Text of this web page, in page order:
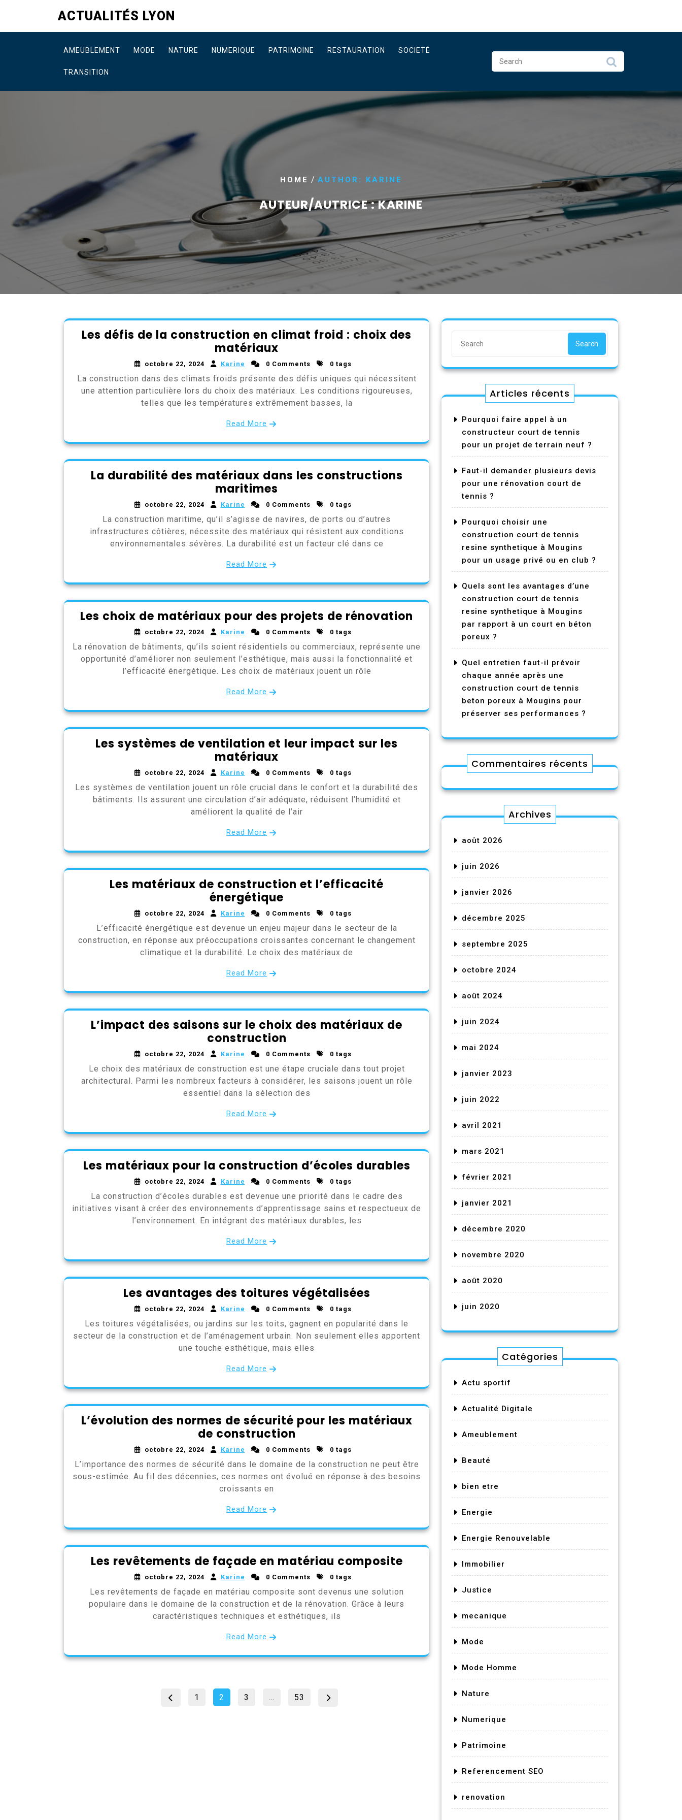
content
ACTUALITÉS LYON
AMEUBLEMENT MODE NATURE NUMERIQUE PATRIMOINE RESTAURATION SOCIETÉ
TRANSITION
HOME / AUTHOR: KARINE
AUTEUR/AUTRICE :KARINE
Les défis de la construction en climat froid : choix des
matériaux
octobre 22, 2024 Karine 0 Comments 0 tags
La construction dans des climats froids présente des défis uniques qui nécessitent
une attention particulière lors du choix des matériaux. Les conditions rigoureuses,
telles que les températures extrêmement basses, la
Read More
La durabilité des matériaux dans les constructions
maritimes
octobre 22, 2024 Karine 0 Comments 0 tags
La construction maritime, qu’il s’agisse de navires, de ports ou d’autres
infrastructures côtières, nécessite des matériaux qui résistent aux conditions
environnementales sévères. La durabilité est un facteur clé dans ce
Read More
Les choix de matériaux pour des projets de rénovation
octobre 22, 2024 Karine 0 Comments 0 tags
La rénovation de bâtiments, qu’ils soient résidentiels ou commerciaux, représente une
opportunité d’améliorer non seulement l’esthétique, mais aussi la fonctionnalité et
l’efficacité énergétique. Les choix de matériaux jouent un rôle
Read More
Les systèmes de ventilation et leur impact sur les
matériaux
octobre 22, 2024 Karine 0 Comments 0 tags
Les systèmes de ventilation jouent un rôle crucial dans le confort et la durabilité des
bâtiments. Ils assurent une circulation d’air adéquate, réduisent l’humidité et
améliorent la qualité de l’air
Read More
Les matériaux de construction et l’efficacité
énergétique
octobre 22, 2024 Karine 0 Comments 0 tags
L’efficacité énergétique est devenue un enjeu majeur dans le secteur de la
construction, en réponse aux préoccupations croissantes concernant le changement
climatique et la durabilité. Le choix des matériaux de
Read More
L’impact des saisons sur le choix des matériaux de
construction
octobre 22, 2024 Karine 0 Comments 0 tags
Le choix des matériaux de construction est une étape cruciale dans tout projet
architectural. Parmi les nombreux facteurs à considérer, les saisons jouent un rôle
essentiel dans la sélection des
Read More
Les matériaux pour la construction d’écoles durables
octobre 22, 2024 Karine 0 Comments 0 tags
La construction d’écoles durables est devenue une priorité dans le cadre des
initiatives visant à créer des environnements d’apprentissage sains et respectueux de
l’environnement. En intégrant des matériaux durables, les
Read More
Les avantages des toitures végétalisées
octobre 22, 2024 Karine 0 Comments 0 tags
Les toitures végétalisées, ou jardins sur les toits, gagnent en popularité dans le
secteur de la construction et de l’aménagement urbain. Non seulement elles apportent
une touche esthétique, mais elles
Read More
L’évolution des normes de sécurité pour les matériaux
de construction
octobre 22, 2024 Karine 0 Comments 0 tags
L’importance des normes de sécurité dans le domaine de la construction ne peut être
sous-estimée. Au fil des décennies, ces normes ont évolué en réponse à des besoins
croissants en
Read More
Les revêtements de façade en matériau composite
octobre 22, 2024 Karine 0 Comments 0 tags
Les revêtements de façade en matériau composite sont devenus une solution
populaire dans le domaine de la construction et de la rénovation. Grâce à leurs
caractéristiques techniques et esthétiques, ils
Read More
Pagination
Page
1 Page
2 Page
3 … Page
53
Search
Articles récents
Pourquoi faire appel à un
constructeur court de tennis
pour un projet de terrain neuf ?
Faut-il demander plusieurs devis
pour une rénovation court de
tennis ?
Pourquoi choisir une
construction court de tennis
resine synthetique à Mougins
pour un usage privé ou en club ?
Quels sont les avantages d’une
construction court de tennis
resine synthetique à Mougins
par rapport à un court en béton
poreux ?
Quel entretien faut-il prévoir
chaque année après une
construction court de tennis
beton poreux à Mougins pour
préserver ses performances ?
Commentaires récents
Archives
août 2026
juin 2026
janvier 2026
décembre 2025
septembre 2025
octobre 2024
août 2024
juin 2024
mai 2024
janvier 2023
juin 2022
avril 2021
mars 2021
février 2021
janvier 2021
décembre 2020
novembre 2020
août 2020
juin 2020
Catégories
Actu sportif
Actualité Digitale
Ameublement
Beauté
bien etre
Energie
Energie Renouvelable
Immobilier
Justice
mecanique
Mode
Mode Homme
Nature
Numerique
Patrimoine
Referencement SEO
renovation